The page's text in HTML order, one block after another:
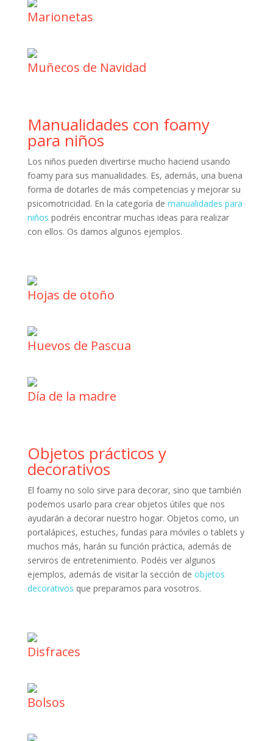
Marionetas
Muñecos de Navidad
Manualidades con foamy
para niños
Los niños pueden divertirse mucho haciend usando
foamy para sus manualidades. Es, además, una buena
forma de dotarles de más competencias y mejorar su
psicomotricidad. En la categoría de manualidades para
niños podréis encontrar muchas ideas para realizar
con ellos. Os damos algunos ejemplos.
Hojas de otoño
Huevos de Pascua
Día de la madre
Objetos prácticos y
decorativos
El foamy no solo sirve para decorar, sino que también
podemos usarlo para crear objetos útiles que nos
ayudarán a decorar nuestro hogar. Objetos como, un
portalápices, estuches, fundas para móviles o tablets y
muchos más, harán su función práctica, además de
serviros de entretenimiento. Podéis ver algunos
ejemplos, además de visitar la sección de objetos
decorativos que preparamos para vosotros.
Disfraces
Bolsos